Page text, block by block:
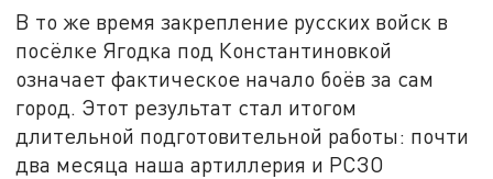
В то же время закрепление русских войск в
посёлке Ягодка под Константиновкой
означает фактическое начало боёв за сам
город. Этот результат стал итогом
длительной подготовительной работы: почти
два месяца наша артиллерия и РСЗО